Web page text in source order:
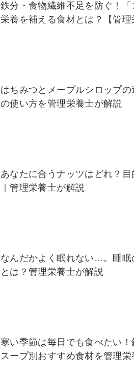
鉄分・食物繊維不足を防ぐ！
栄養を補える食材とは？【管理
はちみつとメープルシロップ
の使い方を管理栄養士が解説
あなたに合うナッツはどれ？
｜管理栄養士が解説
なんだかよく眠れない…。睡
とは？管理栄養士が解説
寒い季節は毎日でも食べたい！
スープ別おすすめ食材を管理栄